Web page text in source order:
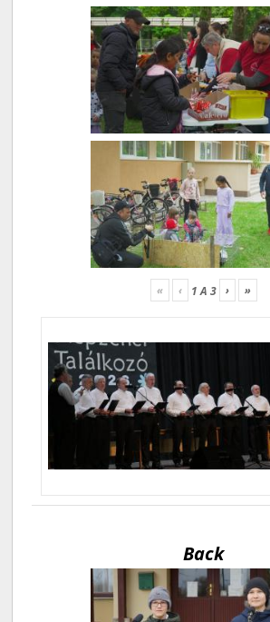
« ‹ 1A 3 › »
Back